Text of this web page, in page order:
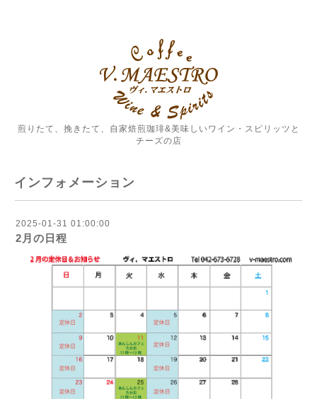
煎りたて、挽きたて、自家焙煎珈琲&美味しいワイン・スピリッツと
チーズの店
インフォメーション
2025-01-31 01:00:00
2月の日程